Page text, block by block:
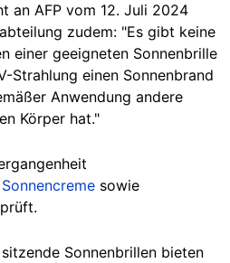
an AFP vom 12. Juli 2024
zudem: "Es gibt keine
einer geeigneten Sonnenbrille
Strahlung einen Sonnenbrand
Anwendung andere
Körper hat."
Sonnencreme sowie
Sonnenbrillen bieten